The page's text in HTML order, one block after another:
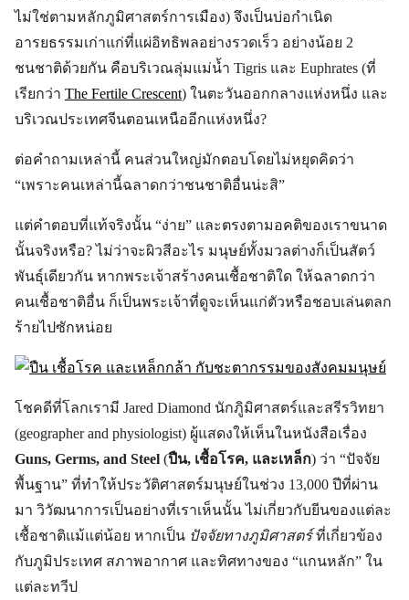
ไม่ใช่ตามหลักภูมิศาสตร์การเมือง) จึงเป็นบ่อกำเนิด
อารยธรรมเก่าแก่ที่แผ่อิทธิพลอย่างรวดเร็ว อย่างน้อย 2
ชนชาติด้วยกัน คือบริเวณลุ่มแม่น้ำ Tigris และ Euphrates (ที่
เรียกว่า The Fertile Crescent) ในตะวันออกกลางแห่งหนึ่ง และ
บริเวณประเทศจีนตอนเหนืออีกแห่งหนึ่ง?
ต่อคำถามเหล่านี้ คนส่วนใหญ่มักตอบโดยไม่หยุดคิดว่า
“เพราะคนเหล่านี้ฉลาดกว่าชนชาติอื่นน่ะสิ”
แต่คำตอบที่แท้จริงนั้น “ง่าย” และตรงตามอคติของเราขนาด
นั้นจริงหรือ? ไม่ว่าจะผิวสีอะไร มนุษย์ทั้งมวลต่างก็เป็นสัตว์
พันธุ์เดียวกัน หากพระเจ้าสร้างคนเชื้อชาติใด ให้ฉลาดกว่า
คนเชื้อชาติอื่น ก็เป็นพระเจ้าที่ดูจะเห็นแก่ตัวหรือชอบเล่นตลก
ร้ายไปซักหน่อย
โชคดีที่โลกเรามี Jared Diamond นักภูิมิศาสตร์และสรีรวิทยา
(geographer and physiologist) ผู้แสดงให้เห็นในหนังสือเรื่อง
Guns, Germs, and Steel (ปืน, เชื้อโรค, และเหล็ก) ว่า “ปัจจัย
พื้นฐาน” ที่ทำให้ประวัติศาสตร์มนุษย์ในช่วง 13,000 ปีที่ผ่าน
มา วิวัฒนาการเป็นอย่างที่เราเห็นนั้น ไม่เกี่ยวกับยีนของแต่ละ
เชื้อชาติแม้แต่น้อย หากเป็น ปัจจัยทางภูมิศาสตร์ที่เกี่ยวข้อง
กับภูมิประเทศ สภาพอากาศ และทิศทางของ “แกนหลัก” ใน
แต่ละทวีป